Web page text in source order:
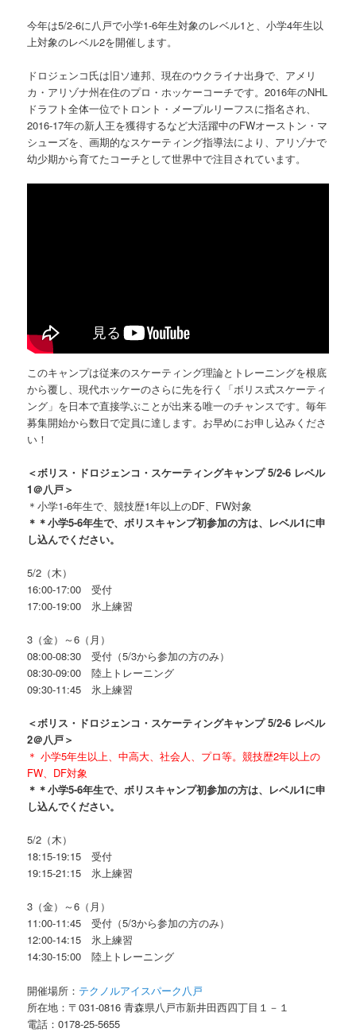
今年は5/2-6に八戸で小学1-6年生対象のレベル1と、小学4年生以
上対象のレベル2を開催します。
ドロジェンコ氏は旧ソ連邦、現在のウクライナ出身で、アメリ
カ・アリゾナ州在住のプロ・ホッケーコーチです。2016年のNHL
ドラフト全体一位でトロント・メープルリーフスに指名され、
2016-17年の新人王を獲得するなど大活躍中のFWオーストン・マ
シューズを、画期的なスケーティング指導法により、アリゾナで
幼少期から育てたコーチとして世界中で注目されています。
このキャンプは従来のスケーティング理論とトレーニングを根底
から覆し、現代ホッケーのさらに先を行く「ボリス式スケーティ
ング」を日本で直接学ぶことが出来る唯一のチャンスです。毎年
募集開始から数日で定員に達します。お早めにお申し込みくださ
い！
＜ボリス・ドロジェンコ・スケーティングキャンプ 5/2-6 レベル
1＠八戸＞
＊小学1-6年生で、競技歴1年以上のDF、FW対象
＊＊小学5-6年生で、ボリスキャンプ初参加の方は、レベル1に申
し込んでください。
5/2（木）
16:00-17:00 受付
17:00-19:00 氷上練習
3（金）～6（月）
08:00-08:30 受付（5/3から参加の方のみ）
08:30-09:00 陸上トレーニング
09:30-11:45 氷上練習
＜ボリス・ドロジェンコ・スケーティングキャンプ 5/2-6 レベル
2＠八戸＞
＊ 小学5年生以上、中高大、社会人、プロ等。競技歴2年以上の
FW、DF対象
＊＊小学5-6年生で、ボリスキャンプ初参加の方は、レベル1に申
し込んでください。
5/2（木）
18:15-19:15 受付
19:15-21:15 氷上練習
3（金）～6（月）
11:00-11:45 受付（5/3から参加の方のみ）
12:00-14:15 氷上練習
14:30-15:00 陸上トレーニング
開催場所： テクノルアイスパーク八戸
所在地：〒031-0816 青森県八戸市新井田西四丁目１－１
電話：0178-25-5655